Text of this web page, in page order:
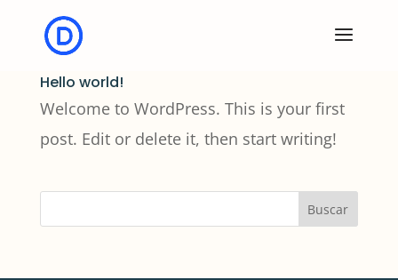
Hello world!
Welcome to WordPress. This is your first
post. Edit or delete it, then start writing!
Buscar